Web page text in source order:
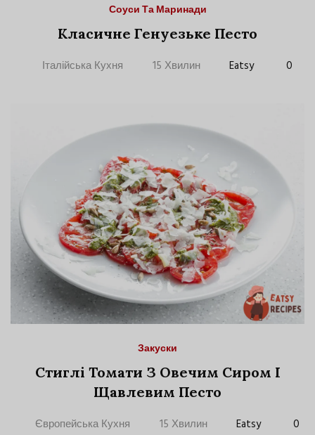
Соуси Та Маринади
Класичне Генуезьке Песто
Італійська Кухня 15 Хвилин Eatsy 0
Закуски
Стиглі Томати З Овечим Сиром І
Щавлевим Песто
Європейська Кухня 15 Хвилин Eatsy 0